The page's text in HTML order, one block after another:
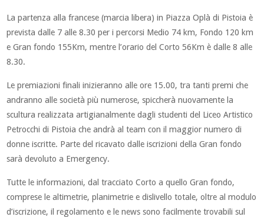
La partenza alla francese (marcia libera) in Piazza Oplà di Pistoia è
prevista dalle 7 alle 8.30 per i percorsi Medio 74 km, Fondo 120 km
e Gran fondo 155Km, mentre l’orario del Corto 56Km è dalle 8 alle
8.30.
Le premiazioni finali inizieranno alle ore 15.00, tra tanti premi che
andranno alle società più numerose, spiccherà nuovamente la
scultura realizzata artigianalmente dagli studenti del Liceo Artistico
Petrocchi di Pistoia che andrà al team con il maggior numero di
donne iscritte. Parte del ricavato dalle iscrizioni della Gran fondo
sarà devoluto a Emergency.
Tutte le informazioni, dal tracciato Corto a quello Gran fondo,
comprese le altimetrie, planimetrie e dislivello totale, oltre al modulo
d’iscrizione, il regolamento e le news sono facilmente trovabili sul